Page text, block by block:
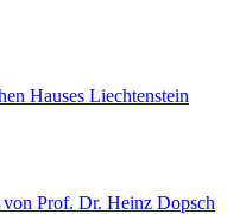
Hauses Liechtenstein
Prof. Dr. Heinz Dopsch